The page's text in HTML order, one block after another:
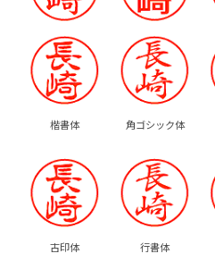
楷書体 角ゴシック体
古印体 行書体